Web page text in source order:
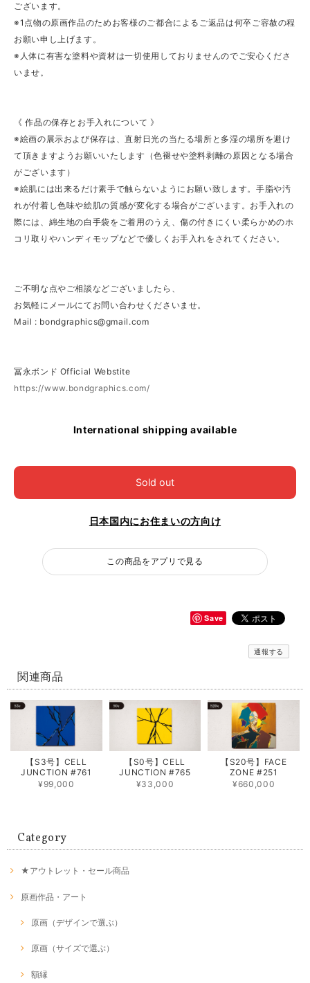
ございます。
※1点物の原画作品のためお客様のご都合によるご返品は何卒ご容赦の程
お願い申し上げます。
※人体に有害な塗料や資材は一切使用しておりませんのでご安心くださ
いませ。
《 作品の保存とお手入れについて 》
※絵画の展示および保存は、直射日光の当たる場所と多湿の場所を避け
て頂きますようお願いいたします（色褪せや塗料剥離の原因となる場合
がございます）
※絵肌には出来るだけ素手で触らないようにお願い致します。手脂や汚
れが付着し色味や絵肌の質感が変化する場合がございます。お手入れの
際には、綿生地の白手袋をご着用のうえ、傷の付きにくい柔らかめのホ
コリ取りやハンディモップなどで優しくお手入れをされてください。
ご不明な点やご相談などございましたら、
お気軽にメールにてお問い合わせくださいませ。
Mail : bondgraphics@gmail.com
冨永ボンド Official Webstite
https://www.bondgraphics.com/
International shipping available
Sold out
日本国内にお住まいの方向け
この商品をアプリで見る
Save
通報する
関連商品
【S3号】CELL
JUNCTION #761
¥99,000
【S0号】CELL
JUNCTION #765
¥33,000
【S20号】FACE
ZONE #251
¥660,000
Category
★アウトレット・セール商品
原画作品・アート
原画（デザインで選ぶ）
原画（サイズで選ぶ）
額縁